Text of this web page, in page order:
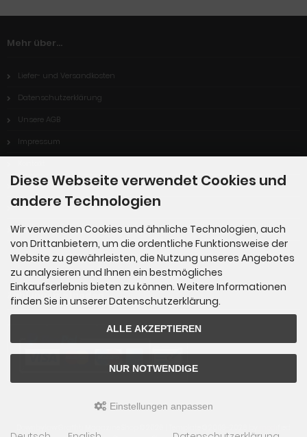
Mehr über...
Liefer- und Versandkosten
Datenschutzerklärung
Unsere AGB
Impressum
Widerrufsrecht
Lieferzeit
Cookie Einstellungen
Zahlungsmethoden
Diese Webseite verwendet Cookies und
andere Technologien
Wir verwenden Cookies und ähnliche Technologien, auch
von Drittanbietern, um die ordentliche Funktionsweise der
Website zu gewährleisten, die Nutzung unseres Angebotes
zu analysieren und Ihnen ein bestmögliches
Einkaufserlebnis bieten zu können. Weitere Informationen
finden Sie in unserer Datenschutzerklärung.
ALLE AKZEPTIEREN
NUR NOTWENDIGE
Einstellungen anpassen